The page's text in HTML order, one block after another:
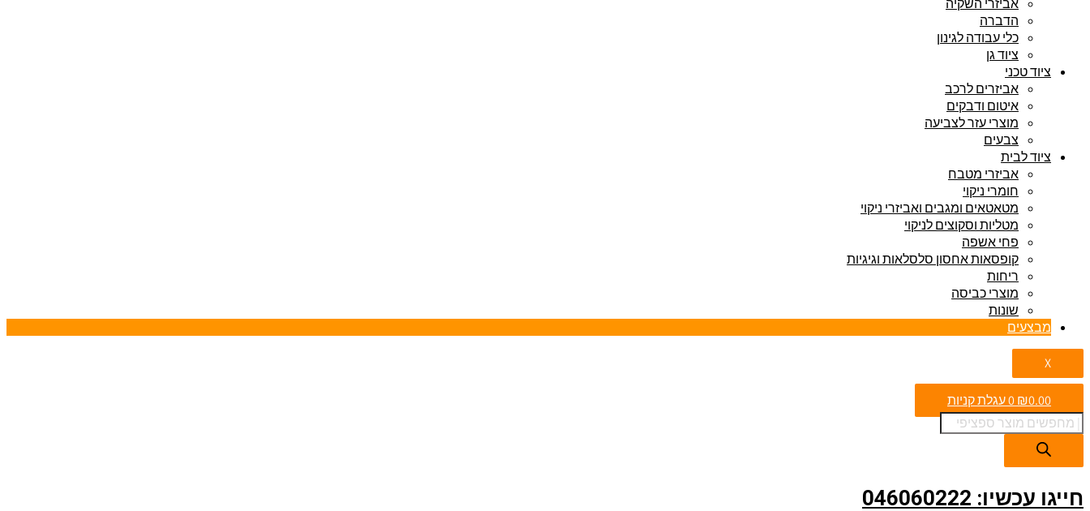
אביזרי השקיה
הדברה
כלי עבודה לגינון
ציוד גן
ציוד טכני
אביזרים לרכב
איטום ודבקים
מוצרי עזר לצביעה
צבעים
ציוד לבית
אביזרי מטבח
חומרי ניקוי
מטאטאים ומגבים ואביזרי ניקוי
מטליות וסקוצים לניקוי
פחי אשפה
קופסאות אחסון סלסלאות וגיגיות
ריחות
מוצרי כביסה
שונות
מבצעים
X
₪0.00
0עגלת קניות
חייגו עכשיו: 046060222